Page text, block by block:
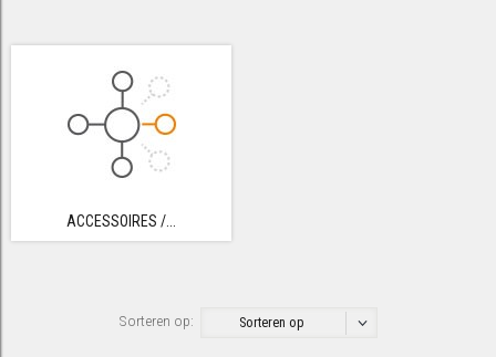
ACCESSOIRES /...
Sorteren op: Sorteren op